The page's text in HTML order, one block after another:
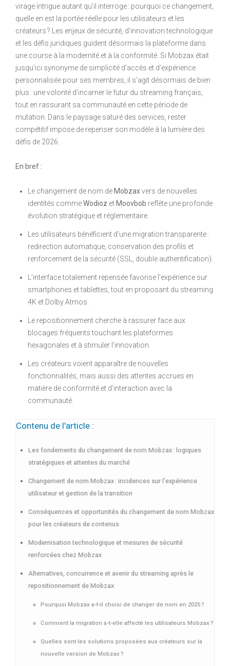
virage intrigue autant qu’il interroge : pourquoi ce changement,
quelle en est la portée réelle pour les utilisateurs et les
créateurs ? Les enjeux de sécurité, d’innovation technologique
et les défis juridiques guident désormais la plateforme dans
une course à la modernité et à la conformité. Si Mobzax était
jusqu’ici synonyme de simplicité d’accès et d’expérience
personnalisée pour ses membres, il s’agit désormais de bien
plus : une volonté d’incarner le futur du streaming français,
tout en rassurant sa communauté en cette période de
mutation. Dans le paysage saturé des services, rester
compétitif impose de repenser son modèle à la lumière des
défis de 2026.
En bref :
Le changement de nom de Mobzaxvers de nouvelles
identités commeWodioz et Moovbob reflète une profonde
évolution stratégique et réglementaire.
Les utilisateurs bénéficient d’une migration transparente :
redirection automatique, conservation des profils et
renforcement de la sécurité (SSL, double authentification).
L’interface totalement repensée favorise l’expérience sur
smartphones et tablettes, tout en proposant du streaming
4K et Dolby Atmos.
Le repositionnement cherche à rassurer face aux
blocages fréquents touchant les plateformes
hexagonales et à stimuler l’innovation.
Les créateurs voient apparaître de nouvelles
fonctionnalités, mais aussi des attentes accrues en
matière de conformité et d’interaction avec la
communauté.
Contenu de l'article :
Les fondements du changement de nom Mobzax : logiques
stratégiques et attentes du marché
Changement de nom Mobzax : incidences sur l’expérience
utilisateur et gestion de la transition
Conséquences et opportunités du changement de nom Mobzax
pour les créateurs de contenus
Modernisation technologique et mesures de sécurité
renforcées chez Mobzax
Alternatives, concurrence et avenir du streaming après le
repositionnement de Mobzax
Pourquoi Mobzax a-t-il choisi de changer de nom en 2025 ?
Comment la migration a-t-elle affecté les utilisateurs Mobzax ?
Quelles sont les solutions proposées aux créateurs sur la
nouvelle version de Mobzax ?